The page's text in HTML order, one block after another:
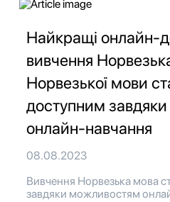
Найкращі онлайн-
вивчення
Норвезької мови
доступним
онлайн-навчання
08.08.2023
Вивчення Норвезька мова
завдяки можливостям